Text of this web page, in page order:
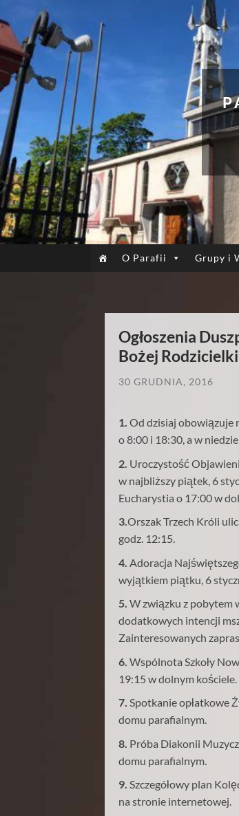
O Parafii Grupy i
Ogłoszenia
Bożej Rodzicielki
30 GRUDNIA, 2016
1. Od dzisiaj obowiązuje
o 8:00 i 18:30, a w
2. Uroczystość
w najbliższy piątek, 6
Eucharystia o 17:00 w
3.Orszak Trzech Króli
godz. 12:15.
4. Adoracja
wyjątkiem piątku, 6
5. W związku z pobytem
dodatkowych intencji
Zainteresowanych
6. Wspólnota Szkoły
19:15 w dolnym kościele.
7. Spotkanie opłatkowe
domu parafialnym.
8. Próba Diakonii
domu parafialnym.
9. Szczegółowy plan
na stronie internetowej.